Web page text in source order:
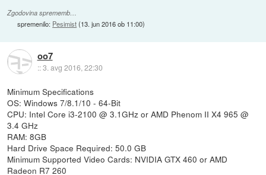
Zgodovina sprememb…
spremenilo: Pesimist(13. jun 2016 ob 11:00)
oo7
::3. avg 2016, 22:30
Minimum Specifications
OS: Windows 7/8.1/10 - 64-Bit
CPU: Intel Core i3-2100 @ 3.1GHz or AMD Phenom II X4 965 @
3.4 GHz
RAM: 8GB
Hard Drive Space Required: 50.0 GB
Minimum Supported Video Cards: NVIDIA GTX 460 or AMD
Radeon R7 260